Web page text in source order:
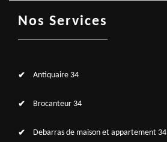
Nos Services
Antiquaire 34
Brocanteur 34
Debarras de maison et appartement 34